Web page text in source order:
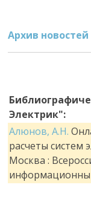
Архив новостей
Электрик":
Алюнов, А.Н.
расчеты систем
Москва :